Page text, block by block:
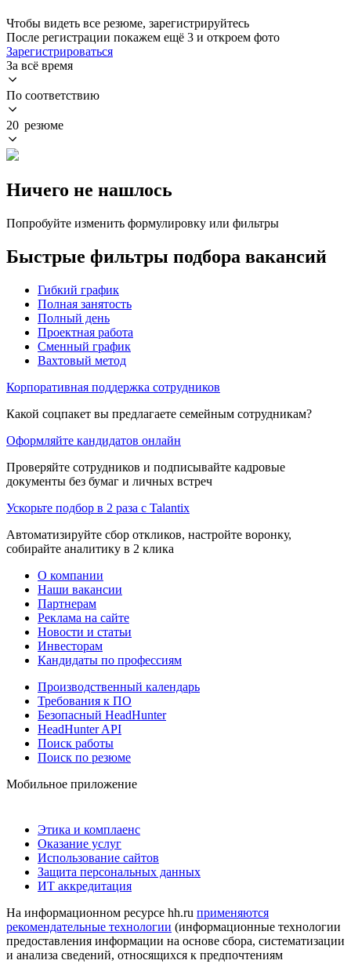
Чтобы видеть все резюме, зарегистрируйтесь
После регистрации покажем ещё 3 и откроем фото
Зарегистрироваться
За всё время
По соответствию
20 резюме
Ничего не нашлось
Попробуйте изменить формулировку или фильтры
Быстрые фильтры подбора вакансий
Гибкий график
Полная занятость
Полный день
Проектная работа
Сменный график
Вахтовый метод
Корпоративная поддержка сотрудников
Какой соцпакет вы предлагаете семейным сотрудникам?
Оформляйте кандидатов онлайн
Проверяйте сотрудников и подписывайте кадровые
документы без бумаг и личных встреч
Ускорьте подбор в 2 раза с Talantix
Автоматизируйте сбор откликов, настройте воронку,
собирайте аналитику в 2 клика
О компании
Наши вакансии
Партнерам
Реклама на сайте
Новости и статьи
Инвесторам
Кандидаты по профессиям
Производственный календарь
Требования к ПО
Безопасный HeadHunter
HeadHunter API
Поиск работы
Поиск по резюме
Мобильное приложение
Этика и комплаенс
Оказание услуг
Использование сайтов
Защита персональных данных
ИТ аккредитация
На информационном ресурсе hh.ru применяются
рекомендательные технологии (информационные технологии
предоставления информации на основе сбора, систематизации
и анализа сведений, относящихся к предпочтениям